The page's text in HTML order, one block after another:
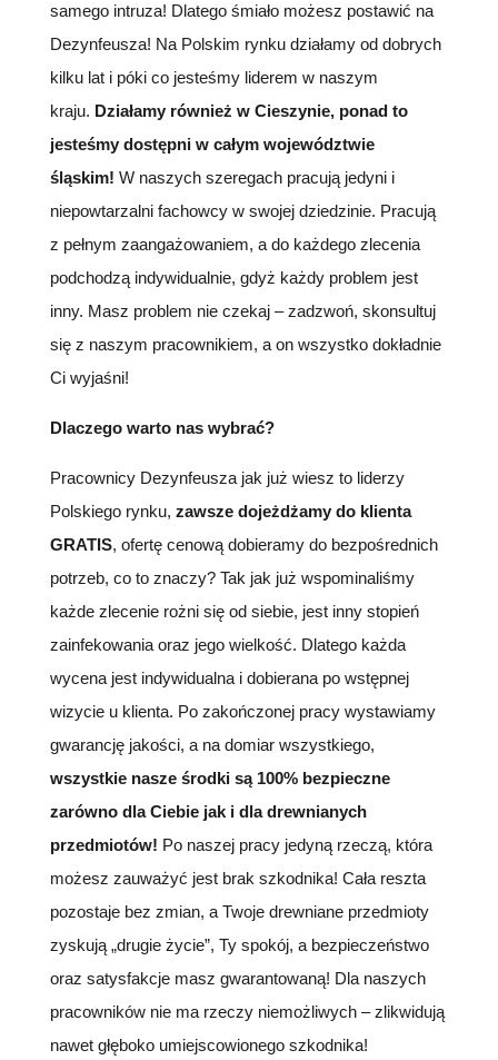
samego intruza! Dlatego śmiało możesz postawić na
Dezynfeusza! Na Polskim rynku działamy od dobrych
kilku lat i póki co jesteśmy liderem w naszym
kraju. Działamy również w Cieszynie, ponad to
jesteśmy dostępni w całym województwie
śląskim! W naszych szeregach pracują jedyni i
niepowtarzalni fachowcy w swojej dziedzinie. Pracują
z pełnym zaangażowaniem, a do każdego zlecenia
podchodzą indywidualnie, gdyż każdy problem jest
inny. Masz problem nie czekaj – zadzwoń, skonsultuj
się z naszym pracownikiem, a on wszystko dokładnie
Ci wyjaśni!
Dlaczego warto nas wybrać?
Pracownicy Dezynfeusza jak już wiesz to liderzy
Polskiego rynku, zawsze dojeżdżamy do klienta
GRATIS, ofertę cenową dobieramy do bezpośrednich
potrzeb, co to znaczy? Tak jak już wspominaliśmy
każde zlecenie rożni się od siebie, jest inny stopień
zainfekowania oraz jego wielkość. Dlatego każda
wycena jest indywidualna i dobierana po wstępnej
wizycie u klienta. Po zakończonej pracy wystawiamy
gwarancję jakości, a na domiar wszystkiego,
wszystkie nasze środki są 100% bezpieczne
zarówno dla Ciebie jak i dla drewnianych
przedmiotów! Po naszej pracy jedyną rzeczą, która
możesz zauważyć jest brak szkodnika! Cała reszta
pozostaje bez zmian, a Twoje drewniane przedmioty
zyskują „drugie życie”, Ty spokój, a bezpieczeństwo
oraz satysfakcje masz gwarantowaną! Dla naszych
pracowników nie ma rzeczy niemożliwych – zlikwidują
nawet głęboko umiejscowionego szkodnika!